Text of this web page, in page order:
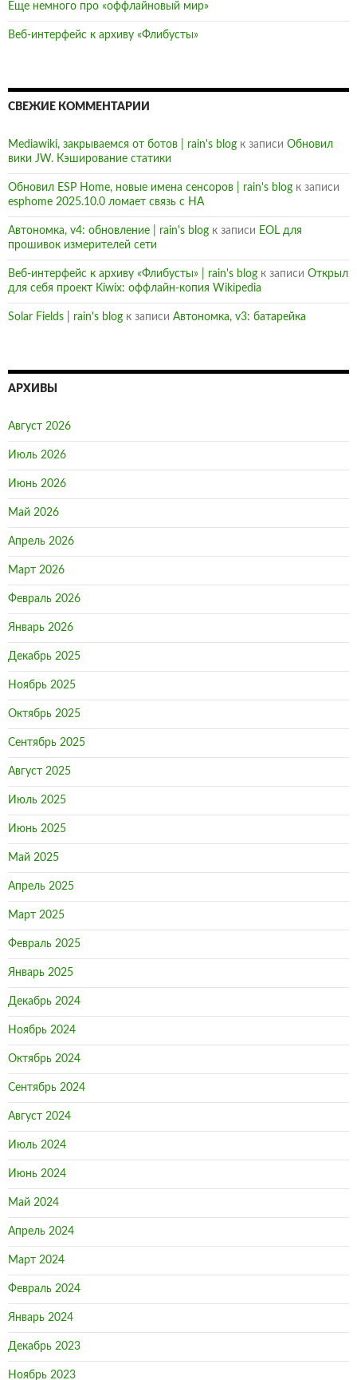
Еще немного про «оффлайновый мир»
Веб-интерфейс к архиву «Флибусты»
СВЕЖИЕ КОММЕНТАРИИ
Mediawiki, закрываемся от ботов | rain's blog к записи Обновил
вики JW. Кэширование статики
Обновил ESP Home, новые имена сенсоров | rain's blog к записи
esphome 2025.10.0 ломает связь с HA
Автономка, v4: обновление | rain's blog к записи EOL для
прошивок измерителей сети
Веб-интерфейс к архиву «Флибусты» | rain's blog к записи Открыл
для себя проект Kiwix: оффлайн-копия Wikipedia
Solar Fields | rain's blog к записи Автономка, v3: батарейка
АРХИВЫ
Август 2026
Июль 2026
Июнь 2026
Май 2026
Апрель 2026
Март 2026
Февраль 2026
Январь 2026
Декабрь 2025
Ноябрь 2025
Октябрь 2025
Сентябрь 2025
Август 2025
Июль 2025
Июнь 2025
Май 2025
Апрель 2025
Март 2025
Февраль 2025
Январь 2025
Декабрь 2024
Ноябрь 2024
Октябрь 2024
Сентябрь 2024
Август 2024
Июль 2024
Июнь 2024
Май 2024
Апрель 2024
Март 2024
Февраль 2024
Январь 2024
Декабрь 2023
Ноябрь 2023